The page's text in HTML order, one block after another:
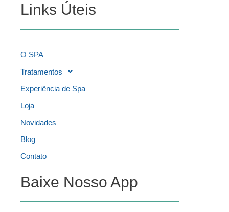
Links Úteis
O SPA
Tratamentos
Experiência de Spa
Loja
Novidades
Blog
Contato
Baixe Nosso App